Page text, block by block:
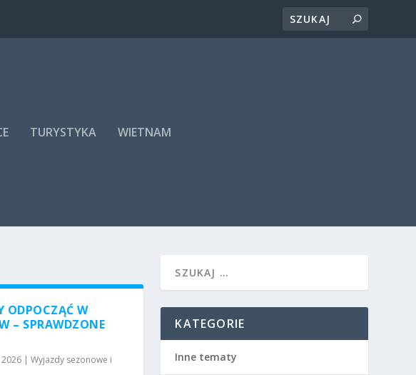
TURYSTYKA WIETNAM
ODPOCZĄĆ W
– SPRAWDZONE
| Wyjazdy sezonowe i
KATEGORIE
Inne tematy